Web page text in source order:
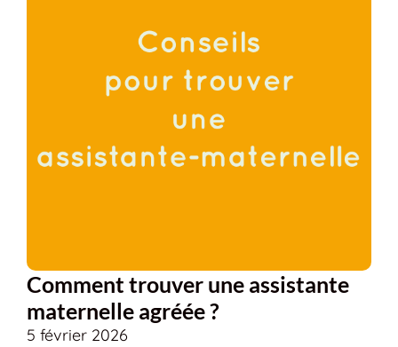
Comment trouver une assistante
maternelle agréée ?
5 février 2026